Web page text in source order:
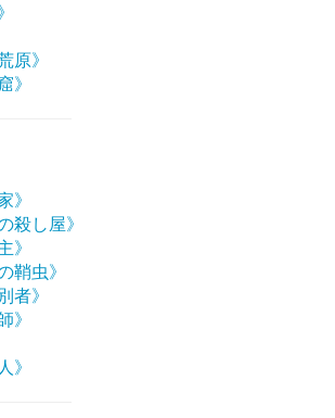
原》
》
》
殺し屋》
》
鞘虫》
者》
》
》